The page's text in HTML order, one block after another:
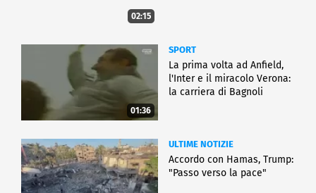
02:15
01:36
SPORT
La prima volta ad Anfield,
l'Inter e il miracolo Verona:
la carriera di Bagnoli
ULTIME NOTIZIE
Accordo con Hamas, Trump:
"Passo verso la pace"